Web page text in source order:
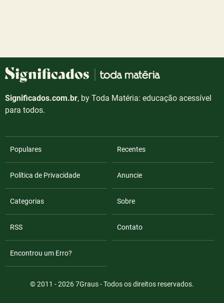
Significados.com.br, by Toda Matéria: educação acessível
para todos.
Populares Recentes
Política de Privacidade Anuncie
Categorias Sobre
RSS Contato
Encontrou um Erro?
© 2011 - 20267Graus- Todos os direitos reservados.